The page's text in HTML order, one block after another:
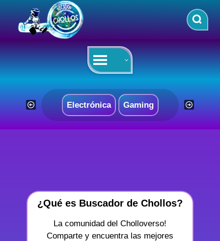
contenido
Electrónica Gaming
¿Qué es Buscador de Chollos?
La comunidad del Cholloverso!
Comparte y encuentra las mejores